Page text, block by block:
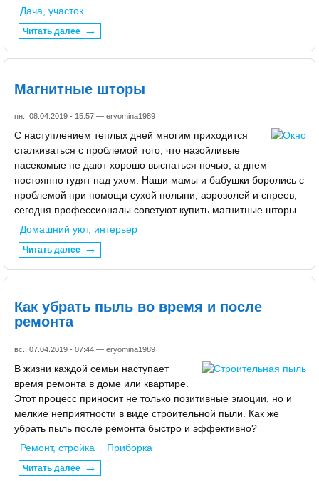
Дача, участок
Читать далее
Магнитные шторы
пн., 08.04.2019 - 15:57 — eryomina1989
С наступлением теплых дней многим приходится
сталкиваться с проблемой того, что назойливые
насекомые не дают хорошо выспаться ночью, а днем
постоянно гудят над ухом. Наши мамы и бабушки боролись с
проблемой при помощи сухой полыни, аэрозолей и спреев,
сегодня профессионалы советуют купить магнитные шторы.
Домашний уют, интерьер
Читать далее
Как убрать пыль во время и после
ремонта
вс., 07.04.2019 - 07:44 — eryomina1989
В жизни каждой семьи наступает
время ремонта в доме или квартире.
Этот процесс приносит не только позитивные эмоции, но и
мелкие неприятности в виде строительной пыли. Как же
убрать пыль после ремонта быстро и эффективно?
Ремонт, стройка
Приборка
Читать далее